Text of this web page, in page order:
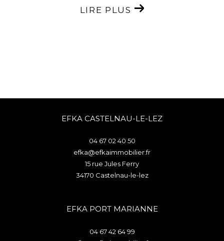
LIRE PLUS
EFKA CASTELNAU-LE-LEZ
04 67 02 40 50
efka@efkaimmobilier.fr
15 rue Jules Ferry
34170
castelnau-le-lez
EFKA PORT MARIANNE
04 67 42 64 99